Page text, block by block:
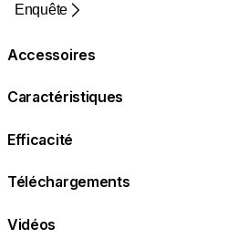
Enquête
Accessoires
Caractéristiques
Efficacité
Téléchargements
Vidéos